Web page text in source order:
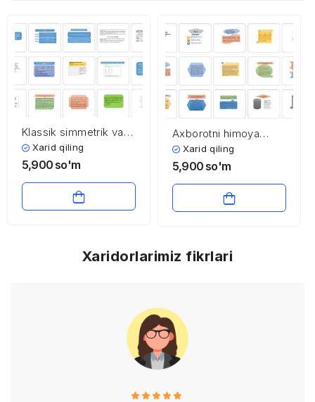
Klassik simmetrik va
zamonaviy simmetrik
kriptotizmlar
Xarid qiling
5,900 so'm
Axborotni himoya
qilishning usullari va
ko’rinishlari
Xarid qiling
5,900 so'm
Xaridorlarimiz fikrlari